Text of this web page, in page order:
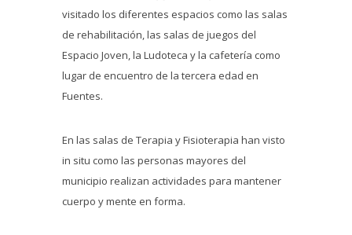
visitado los diferentes espacios como las salas
de rehabilitación, las salas de juegos del
Espacio Joven, la Ludoteca y la cafetería como
lugar de encuentro de la tercera edad en
Fuentes.
En las salas de Terapia y Fisioterapia han visto
in situ como las personas mayores del
municipio realizan actividades para mantener
cuerpo y mente en forma.